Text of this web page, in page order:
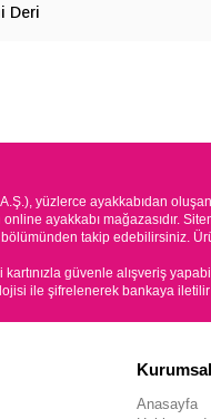
Deri
A.Ş.), yüzlerce ayakkabıdan
online ayakkabı mağazasıdır.
takip edebilirsiniz.
güvenle alışveriş
ile şifrelenerek bankaya iletilir
Kurumsal
Anasayfa